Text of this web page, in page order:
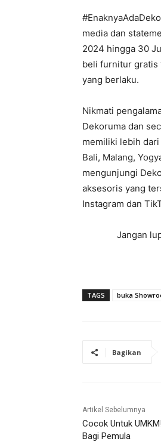
media dan
2024 hingga 30
beli furnitur gratis
yang berlaku.
Nikmati
Dekoruma dan
memiliki lebih
Bali, Malang,
mengunjungi
aksesoris yang
Instagram dan
Jangan
TAGS buka
Bagikan
Artikel Sebelumnya
Cocok Untuk
Bagi Pemula